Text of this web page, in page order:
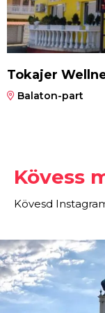
Tokajer
Balaton-part
Kövess
Kövesd